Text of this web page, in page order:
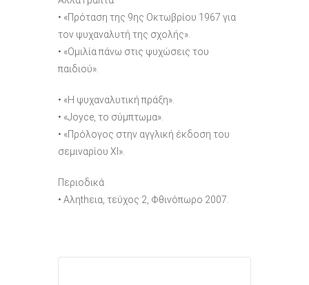
• «Πρόταση της 9ης Οκτωβρίου 1967 για
τον ψυχαναλυτή της σχολής».
• «Ομιλία πάνω στις ψυχώσεις του
παιδιού».
• «Η ψυχαναλυτική πράξη».
• «Joyce, το σύμπτωμα».
• «Πρόλογος στην αγγλική έκδοση του
σεμιναρίου XI».
Περιοδικά
• Αληthεια, τεύχος 2, Φθινόπωρο 2007.